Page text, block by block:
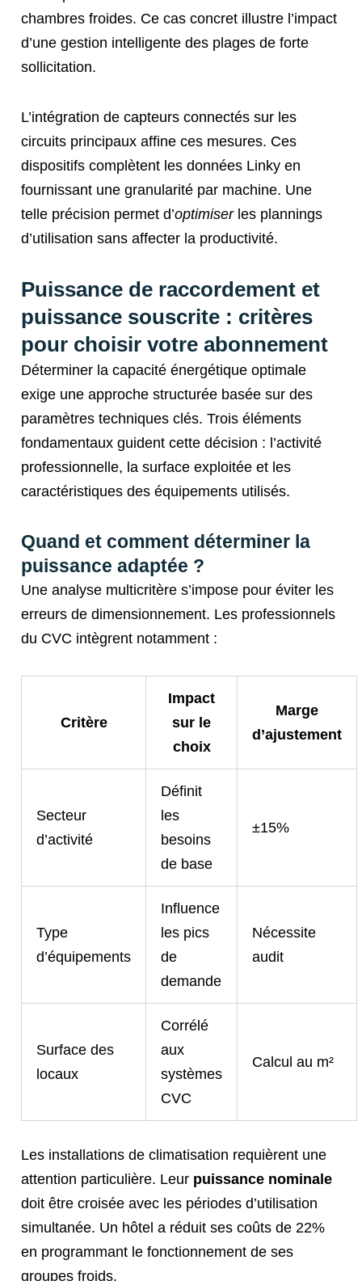
chambres froides. Ce cas concret illustre l’impact
d’une gestion intelligente des plages de forte
sollicitation.
L’intégration de capteurs connectés sur les
circuits principaux affine ces mesures. Ces
dispositifs complètent les données Linky en
fournissant une granularité par machine. Une
telle précision permet d’optimiserles plannings
d’utilisation sans affecter la productivité.
Puissance de raccordement et
puissance souscrite : critères
pour choisir votre abonnement
Déterminer la capacité énergétique optimale
exige une approche structurée basée sur des
paramètres techniques clés. Trois éléments
fondamentaux guident cette décision : l’activité
professionnelle, la surface exploitée et les
caractéristiques des équipements utilisés.
Quand et comment déterminer la
puissance adaptée ?
Une analyse multicritère s’impose pour éviter les
erreurs de dimensionnement. Les professionnels
du CVC intègrent notamment :
Critère
Impact
sur le
choix
Marge
d’ajustement
Secteur
d’activité
Définit
les
besoins
de base
±15%
Type
d’équipements
Influence
les pics
de
demande
Nécessite
audit
Surface des
locaux
Corrélé
aux
systèmes
CVC
Calcul au m²
Les installations de climatisation requièrent une
attention particulière. Leur puissance nominale
doit être croisée avec les périodes d’utilisation
simultanée. Un hôtel a réduit ses coûts de 22%
en programmant le fonctionnement de ses
groupes froids.